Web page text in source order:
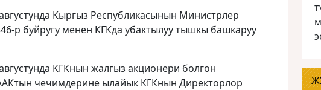
Кыргыз Республикасынын Министрлер
р буйругу менен КГКда убактылуу тышкы башкаруу
КГКнын жалгыз акционери болгон
чечимдерине ылайык КГКнын Директорлор